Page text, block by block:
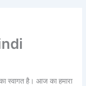
स्वागत है। आज का हमारा